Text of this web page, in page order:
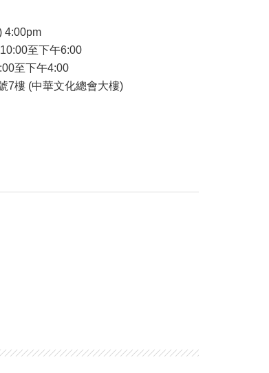
4:00pm
至下午6:00
至下午4:00
7樓 (中華文化總會大樓)